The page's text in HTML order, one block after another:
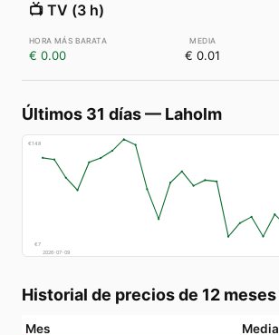
📺 TV (3 h)
€ 0.00 € 0.01
Últimos 31 días— Laholm
€148
€7
2026-07-09
Historial de precios de 12 meses
Mes Media